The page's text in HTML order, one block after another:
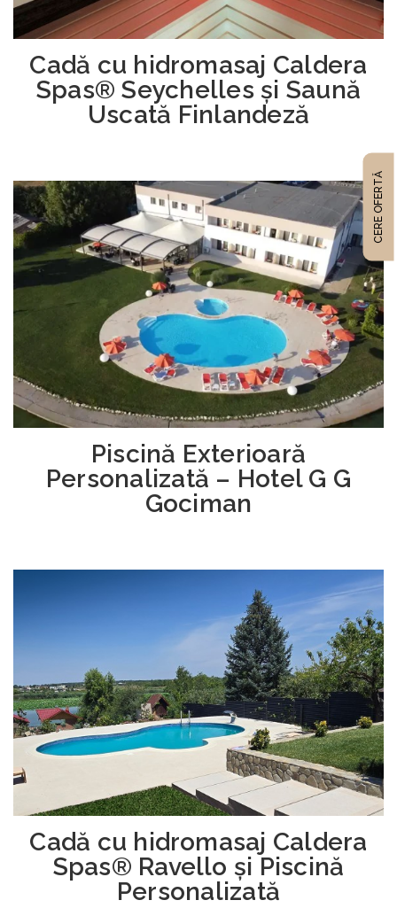
Cadă cu hidromasaj Caldera
Spas® Seychelles și Saună
Uscată Finlandeză
Piscină Exterioară
Personalizată – Hotel G G
Gociman
Cadă cu hidromasaj Caldera
Spas® Ravello și Piscină
Personalizată
CERE OFERTĂ